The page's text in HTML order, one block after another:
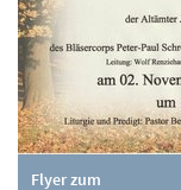
Flyer zum